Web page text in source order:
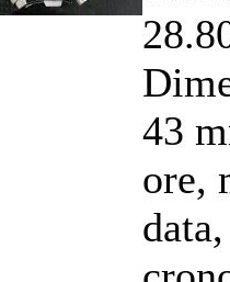
43
ore,